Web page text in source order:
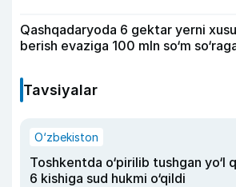
Qashqadaryoda 6 gektar yerni
berish evaziga 100 mln so‘m
Tavsiyalar
O‘zbekiston
Toshkentda o‘pirilib tushgan yo‘l
6 kishiga sud hukmi o‘qildi